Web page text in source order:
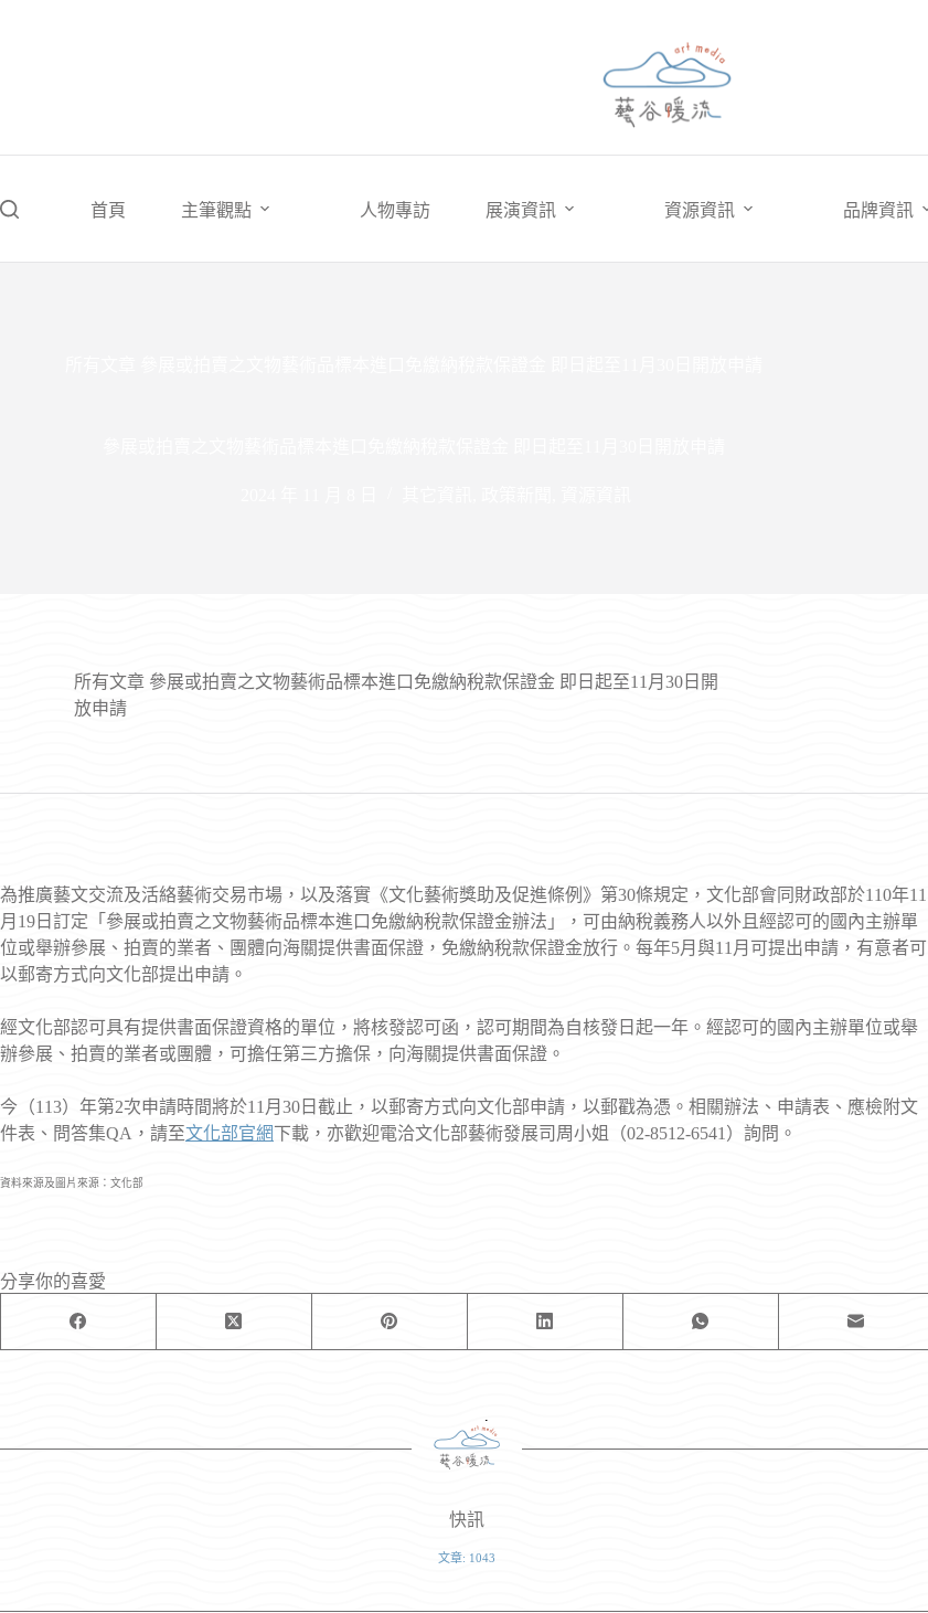
首頁 主筆觀點 人物專訪 展演資訊 資源資訊 品牌資訊
所有文章 參展或拍賣之文物藝術品標本進口免繳納稅款保證金 即日起至11月30日開
放申請
為推廣藝文交流及活絡藝術交易市場，以及落實《文化藝術獎助及促進條例》第30條規定，文化部會同財政部於110年11
月19日訂定「參展或拍賣之文物藝術品標本進口免繳納稅款保證金辦法」，可由納稅義務人以外且經認可的國內主辦單
位或舉辦參展、拍賣的業者、團體向海關提供書面保證，免繳納稅款保證金放行。每年5月與11月可提出申請，有意者可
以郵寄方式向文化部提出申請。
經文化部認可具有提供書面保證資格的單位，將核發認可函，認可期間為自核發日起一年。經認可的國內主辦單位或舉
辦參展、拍賣的業者或團體，可擔任第三方擔保，向海關提供書面保證。
今（113）年第2次申請時間將於11月30日截止，以郵寄方式向文化部申請，以郵戳為憑。相關辦法、申請表、應檢附文
件表、問答集QA，請至文化部官網下載，亦歡迎電洽文化部藝術發展司周小姐（02-8512-6541）詢問。
資料來源及圖片來源：文化部
分享你的喜愛
快訊
文章: 1043